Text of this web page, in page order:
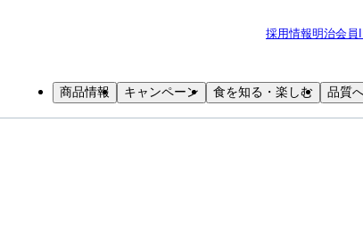
商品情報 キャンペーン 食を知る・楽しむ 品質
採用情報明治会員